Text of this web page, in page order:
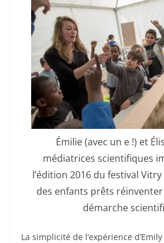
Émilie (avec un e !) et
médiatrices scientifiques
l’édition 2016 du festival
des enfants prêts
démarche
La simplicité de l’expérience